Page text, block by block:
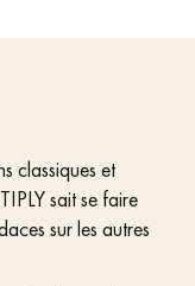
classiques et
sait se faire
sur les autres